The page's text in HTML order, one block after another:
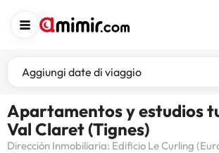
Aggiungi date di viaggio
Apartamentos y estudios
Val Claret (Tignes)
Dirección Inmobiliaria: Edificio Le Curling